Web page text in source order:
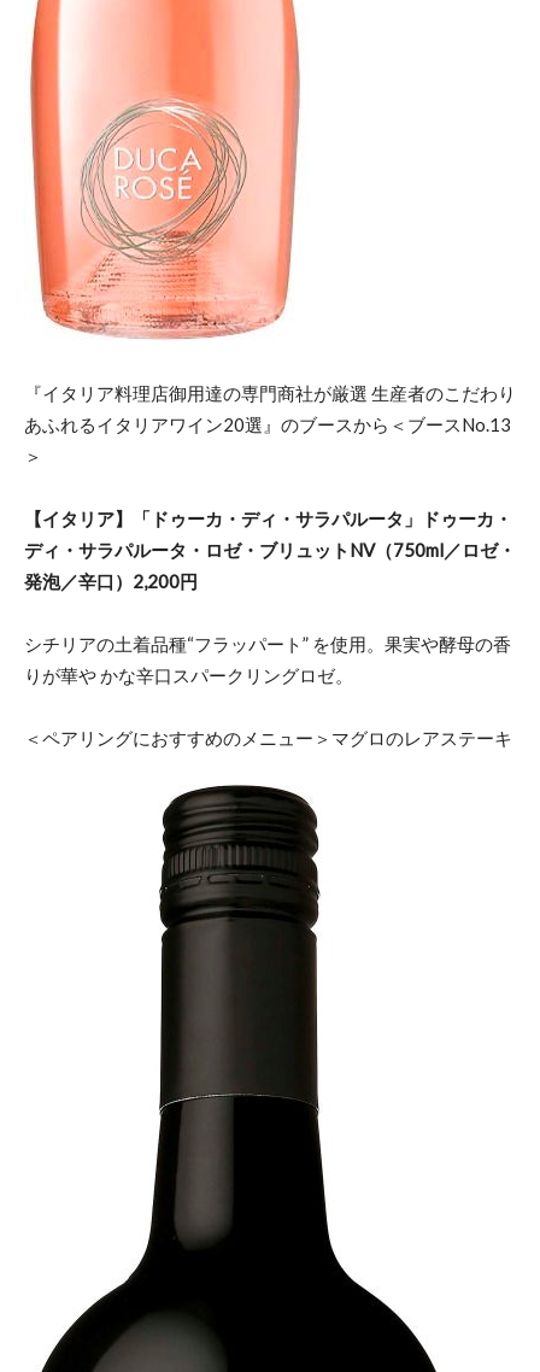
『イタリア料理店御用達の専門商社が厳選 生産者のこだわり
あふれるイタリアワイン20選』のブースから＜ブースNo.13
＞
【イタリア】「ドゥーカ・ディ・サラパルータ」ドゥーカ・
ディ・サラパルータ・ロゼ・ブリュットNV（750ml／ロゼ・
発泡／辛口）2,200円
シチリアの土着品種“フラッパート” を使用。果実や酵母の香
りが華や かな辛口スパークリングロゼ。
＜ペアリングにおすすめのメニュー＞マグロのレアステーキ